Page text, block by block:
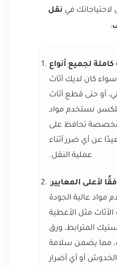
لاحتياجاتك في نقل
:
لجميع أنواع
كان لديك أثاث
أو حتى قطع أثاث
نستخدم مواد
تحافظ على
عن أي ضرر أثناء
عملية النقل.
لأعلى المعايير:
مواد عالية الجودة
مثل الأغطية
المترابط، ورق
مما يضمن سلامة
أو أي أضرار